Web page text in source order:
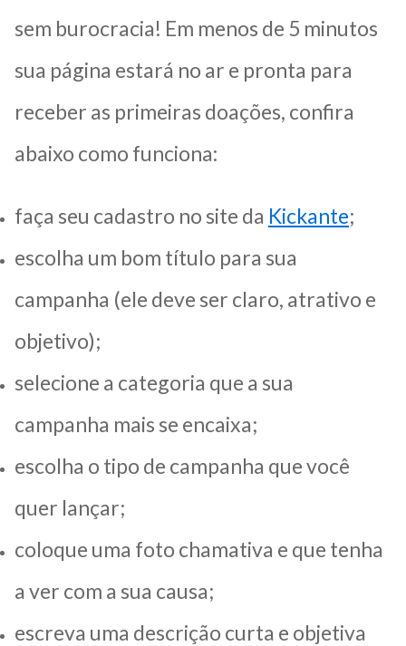
sem burocracia! Em menos de 5 minutos
sua página estará no ar e pronta para
receber as primeiras doações, confira
abaixo como funciona:
faça seu cadastro no site da Kickante;
escolha um bom título para sua
campanha (ele deve ser claro, atrativo e
objetivo);
selecione a categoria que a sua
campanha mais se encaixa;
escolha o tipo de campanha que você
quer lançar;
coloque uma foto chamativa e que tenha
a ver com a sua causa;
escreva uma descrição curta e objetiva